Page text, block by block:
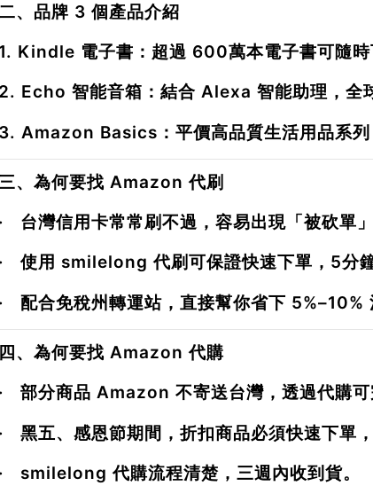
、品牌 3 個產品介紹
1. Kindle 電子書 ：超過 600萬本電子書可隨時
2. Echo 智能音箱 ：結合 Alexa 智能助理，全
3. Amazon Basics ：平價高品質生活用品系
、為何要找 Amazon 代刷
· 台灣信用卡常常刷不過，容易出現「被砍單
· 使用 smilelong 代刷可保證快速下單， 5分
· 配合免稅州轉運站，直接幫你省下 5%–10%
四、為何要找 Amazon 代購
· 部分商品 Amazon 不寄送台灣，透過代購可
· 黑五、感恩節期間，折扣商品必須快速下單
· smilelong 代購流程清楚， 三週內收到貨。